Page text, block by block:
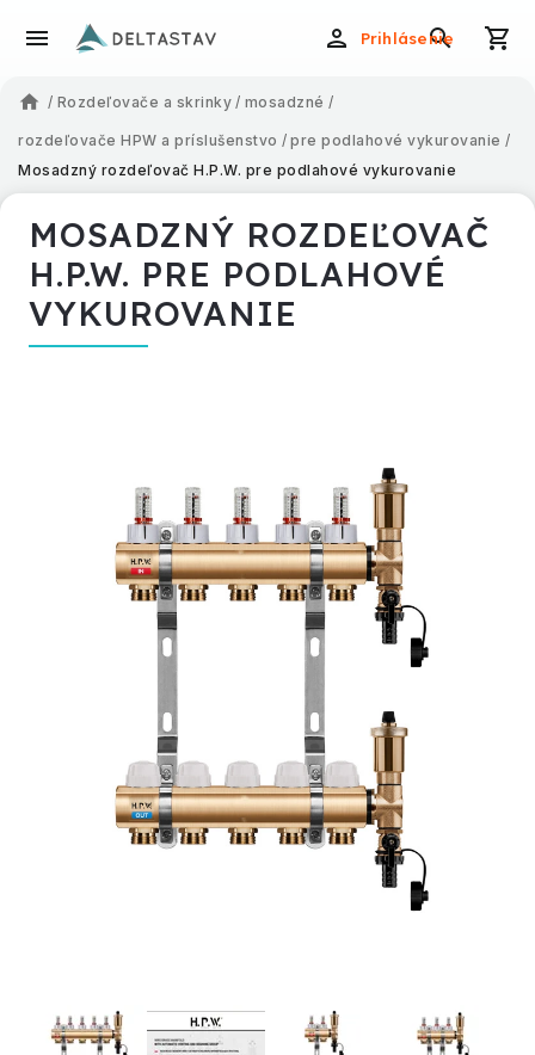
Prihlásenie
/ Rozdeľovače a skrinky / mosadzné /
rozdeľovače HPW a príslušenstvo / pre podlahové vykurovanie /
Mosadzný rozdeľovač H.P.W. pre podlahové vykurovanie
MOSADZNÝ ROZDEĽOVAČ
H.P.W. PRE PODLAHOVÉ
VYKUROVANIE